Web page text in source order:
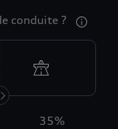
conduite ?
35%